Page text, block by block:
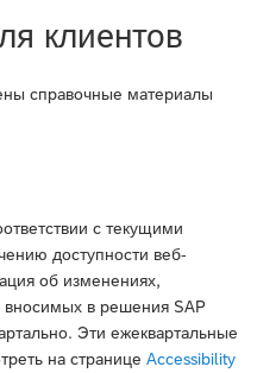
клиентов
справочные материалы
с текущими
доступности веб-
об изменениях,
вносимых в решения SAP
Эти ежеквартальные
на странице Accessibility